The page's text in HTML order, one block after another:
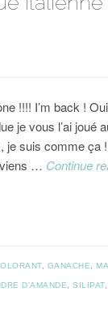
!!!! I’m back !
je vous l’ai joué
je suis comme ça
… Continue
, GANACHE
D'AMANDE ,SILIPAT